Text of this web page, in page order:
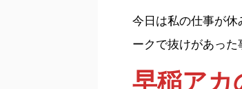
今日は私の仕事が
ークで抜けがあった
早稲アカ